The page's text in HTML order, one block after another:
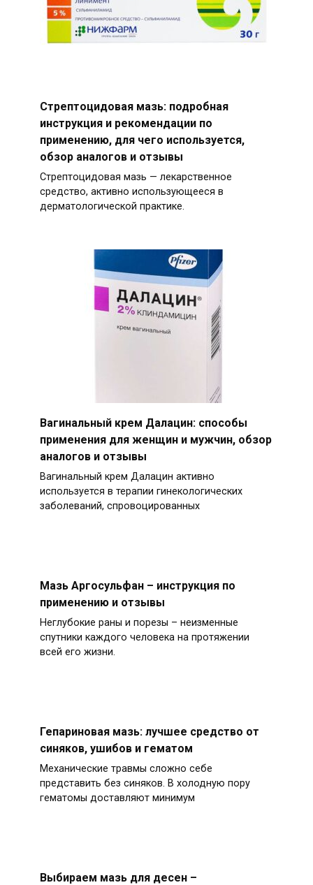
Стрептоцидовая мазь: подробная
инструкция и рекомендации по
применению, для чего используется,
обзор аналогов и отзывы
Стрептоцидовая мазь — лекарственное
средство, активно использующееся в
дерматологической практике.
Вагинальный крем Далацин: способы
применения для женщин и мужчин, обзор
аналогов и отзывы
Вагинальный крем Далацин активно
используется в терапии гинекологических
заболеваний, спровоцированных
Мазь Аргосульфан – инструкция по
применению и отзывы
Неглубокие раны и порезы – неизменные
спутники каждого человека на протяжении
всей его жизни.
Гепариновая мазь: лучшее средство от
синяков, ушибов и гематом
Механические травмы сложно себе
представить без синяков. В холодную пору
гематомы доставляют минимум
Выбираем мазь для десен –